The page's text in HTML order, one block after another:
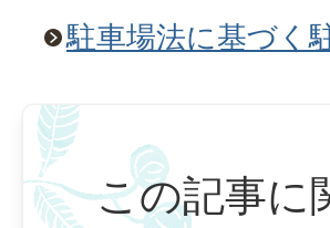
駐車場法に基づく
この記事に